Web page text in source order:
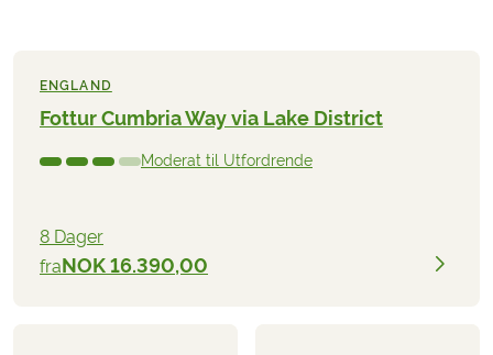
ENGLAND
Fottur Cumbria Way via Lake District
Moderat til Utfordrende
8 Dager
fraNOK 16.390,00